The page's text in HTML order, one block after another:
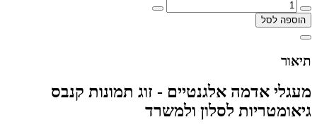
הוספה לסל
תיאור
מעגלי אדמה אלגנטיים - זוג תמונות קנבס
גיאומטריות לסלון ולמשרד